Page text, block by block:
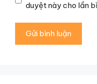
duyệt này cho lần